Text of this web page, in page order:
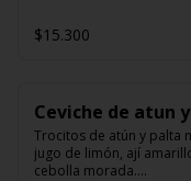
$15.300
Ceviche de atun
Trocitos de atún y palta
jugo de limón, ají
cebolla morada.